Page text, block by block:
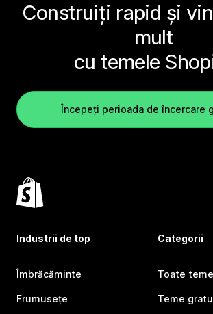
Construiți rapid și
mult
cu temele
Începeți perioada de încercare
Industrii de top
Îmbrăcăminte
Frumusețe
Categorii
Toate
Teme